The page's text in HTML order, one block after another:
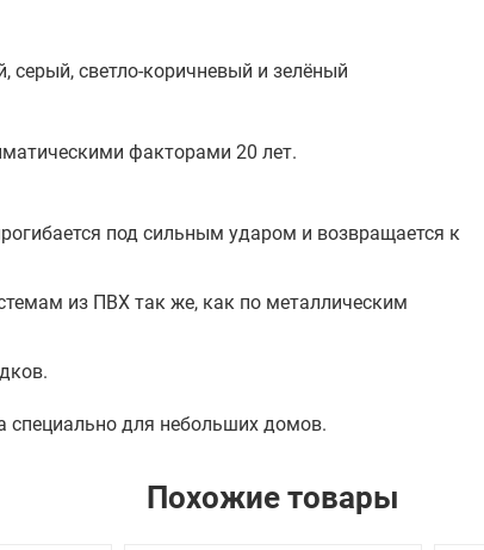
серый, светло-коричневый и зелёный
факторами 20 лет.
под сильным ударом и возвращается к
из ПВХ так же, как по металлическим
специально для небольших домов.
Похожие товары